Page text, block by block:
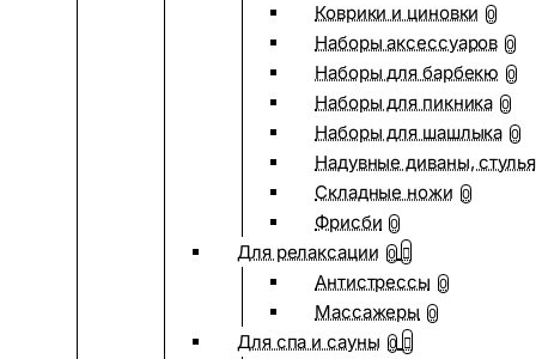
Коврики и циновки 0
Наборы аксессуаров 0
Наборы для барбекю 0
Наборы для пикника 0
Наборы для шашлыка 0
Надувные диваны, стулья
Складные ножи 0
Фрисби 0
Для релаксации 0
Антистрессы 0
Массажеры 0
Для спа и сауны 0